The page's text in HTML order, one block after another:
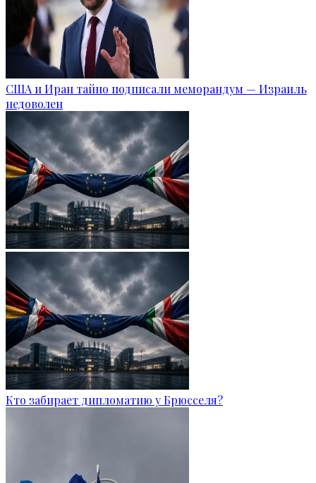
США и Иран тайно подписали меморандум — Израиль
недоволен
Кто забирает дипломатию у Брюсселя?